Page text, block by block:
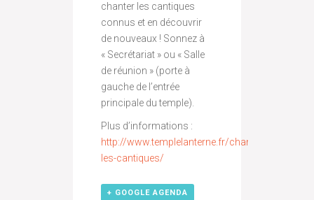
chanter les cantiques
connus et en découvrir
de nouveaux ! Sonnez à
« Secrétariat » ou « Salle
de réunion » (porte à
gauche de l’entrée
principale du temple).
Plus d’informations :
http://www.templelanterne.fr/chantons-
les-cantiques/
+ GOOGLE AGENDA